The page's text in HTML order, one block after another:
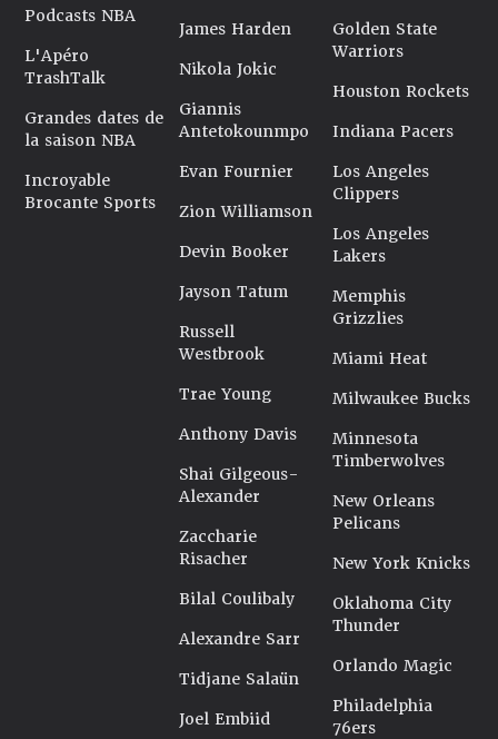
Podcasts NBA
L'Apéro
TrashTalk
Grandes dates de
la saison NBA
Incroyable
Brocante Sports
James Harden
Nikola Jokic
Giannis
Antetokounmpo
Evan Fournier
Zion Williamson
Devin Booker
Jayson Tatum
Russell
Westbrook
Trae Young
Anthony Davis
Shai Gilgeous-
Alexander
Zaccharie
Risacher
Bilal Coulibaly
Alexandre Sarr
Tidjane Salaün
Joel Embiid
Golden State
Warriors
Houston Rockets
Indiana Pacers
Los Angeles
Clippers
Los Angeles
Lakers
Memphis
Grizzlies
Miami Heat
Milwaukee Bucks
Minnesota
Timberwolves
New Orleans
Pelicans
New York Knicks
Oklahoma City
Thunder
Orlando Magic
Philadelphia
76ers